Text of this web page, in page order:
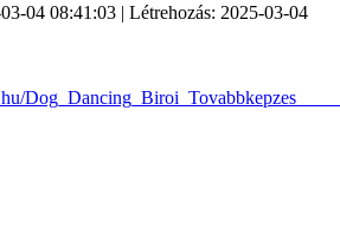
04 08:41:03 | Létrehozás: 2025-03-04